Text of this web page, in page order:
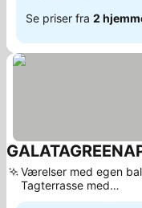
Se priser fra 2
Værelser med egen
Tagterrasse med
panoramaudsigt